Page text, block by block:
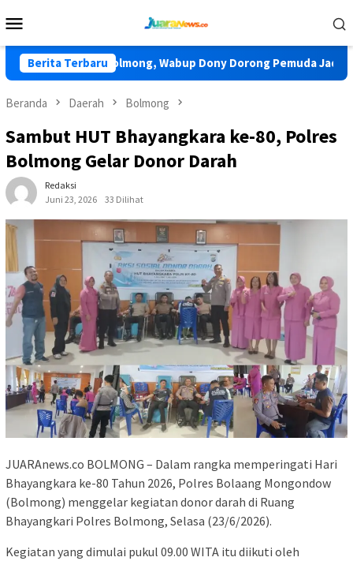
ke
Mobile
Berita Terbaru
TIDAR Bolmong, Wabup Dony Dorong Pemuda Jadi Pengawal
Beranda Daerah Bolmong
Sambut HUT Bhayangkara ke-80, Polres
Bolmong Gelar Donor Darah
Redaksi
Juni 23, 2026
33 Dilihat
JUARAnews.co BOLMONG – Dalam rangka memperingati Hari
Bhayangkara ke-80 Tahun 2026, Polres Bolaang Mongondow
(Bolmong) menggelar kegiatan donor darah di Ruang
Bhayangkari Polres Bolmong, Selasa (23/6/2026).
Kegiatan yang dimulai pukul 09.00 WITA itu diikuti oleh